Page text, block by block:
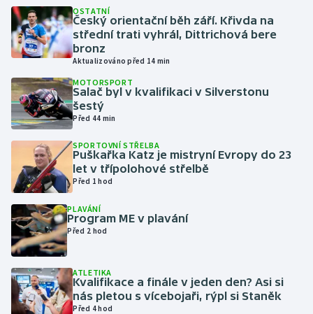
Házená
Jezdectví
Judo
Krasobruslení
Lezení
Lyže a snowboard
Moderní pětiboj
Motorsport
Olympijské hry
OSTATNÍ
Český orientační běh září. Křivda na
střední trati vyhrál, Dittrichová bere
bronz
Aktualizováno před 14 min
MOTORSPORT
Salač byl v kvalifikaci v Silverstonu
šestý
Před 44 min
SPORTOVNÍ STŘELBA
Puškařka Katz je mistryní Evropy do 23
let v třípolohové střelbě
Před 1 hod
PLAVÁNÍ
Program ME v plavání
Před 2 hod
ATLETIKA
Kvalifikace a finále v jeden den? Asi si
nás pletou s vícebojaři, rýpl si Staněk
Před 4 hod